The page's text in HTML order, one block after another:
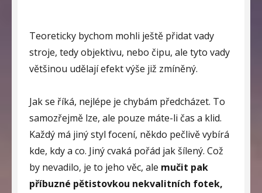
Teoreticky bychom mohli ještě přidat vady
stroje, tedy objektivu, nebo čipu, ale tyto vady
většinou udělají efekt výše již zmíněný.
Jak se říká, nejlépe je chybám předcházet. To
samozřejmě lze, ale pouze máte-li čas a klid.
Každý má jiný styl focení, někdo pečlivě vybírá
kde, kdy a co. Jiný cvaká pořád jak šílený. Což
by nevadilo, je to jeho věc, ale mučit pak
příbuzné pětistovkou nekvalitních fotek,